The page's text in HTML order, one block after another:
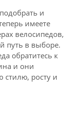
и
имеете
велосипедов,
путь в выборе.
обратитесь к
и они
стилю, росту и